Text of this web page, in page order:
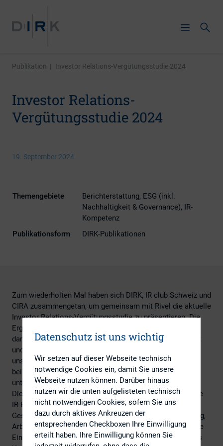
Publikation | Investor Relations-Vergütungsstudie 2024
Investor Relations-
Vergütungsstudie 2024
19. September 2024
Themengebiete
Berichterstattung, ESG (inkl.
Nachhaltigkeit & Governance), IR-
Kompetenz
Publikationsform
DIRK-Publikationen
Zum wiederholten Mal haben sich DIRK, IR club Schweiz und
CIRA zusammengetan, um gemeinsam mit Rivel die aktuelle
Investor Relations-Vergütungsstudie zu präsentieren. Die
Ergebnisse sollen ein wichtiges Werkzeug für alle IROs
darstellen, um ein besseres Verständnis für ihre Tätigkeit
und das Arbeitsumfeld zu gewinnen. Unser Ziel ist es,
unseren Mitgliedern wertvolle Einblicke zu bieten und sie
bei ihrer beruflichen Weiterentwicklung im IR-Bereich zu
unterstützen.
Die Studie zeichnet ein präzises Bild über die europäische
IR-Branche in Bezug auf Faktoren wie die
Geschlechterverteilung, Gehaltsspannen, Alter, Ausbildung,
Arbeitszeiten und Reisetagen. Darüber hinaus erhalten Sie
Einblicke in typische IR-Ziele, Berichtslinien innerhalb des
Datenschutz ist uns wichtig
Wir setzen auf dieser Webseite technisch
notwendige Cookies ein, damit Sie unsere
Webseite nutzen können. Darüber hinaus
nutzen wir die unten aufgelisteten technisch
nicht notwendigen Cookies, sofern Sie uns
dazu durch aktives Ankreuzen der
entsprechenden Checkboxen Ihre Einwilligung
erteilt haben. Ihre Einwilligung können Sie